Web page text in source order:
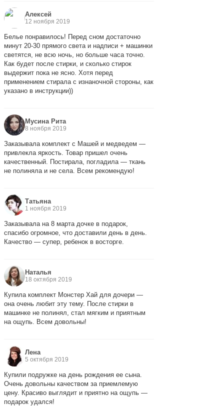
Алексей
12 ноября 2019
Белье понравилось! Перед сном достаточно
минут 20-30 прямого света и надписи + машинки
светятся, не всю ночь, но больше часа точно.
Как будет после стирки, и сколько стирок
выдержит пока не ясно. Хотя перед
применением стирала с изнаночной стороны, как
указано в инструкции))
Мусина Рита
8 ноября 2019
Заказывала комплект с Машей и медведем —
привлекла яркость. Товар пришел очень
качественный. Постирала, погладила — ткань
не полиняла и не села. Всем рекомендую!
Татьяна
1 ноября 2019
Заказывала на 8 марта дочке в подарок,
спасибо огромное, что доставили день в день.
Качество — супер, ребенок в восторге.
Наталья
18 октября 2019
Купила комплект Монстер Хай для дочери —
она очень любит эту тему. После стирки в
машинке не полинял, стал мягким и приятным
на ощупь. Всем довольны!
Лена
5 октября 2019
Купили подружке на день рождения ее сына.
Очень довольны качеством за приемлемую
цену. Красиво выглядит и приятно на ощупь —
подарок удался!